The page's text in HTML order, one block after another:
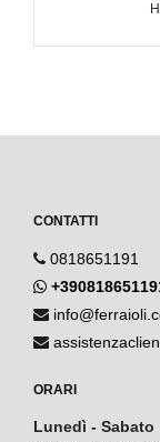
CONTATTI
0818651191
ORARI
Lunedì - Sabato